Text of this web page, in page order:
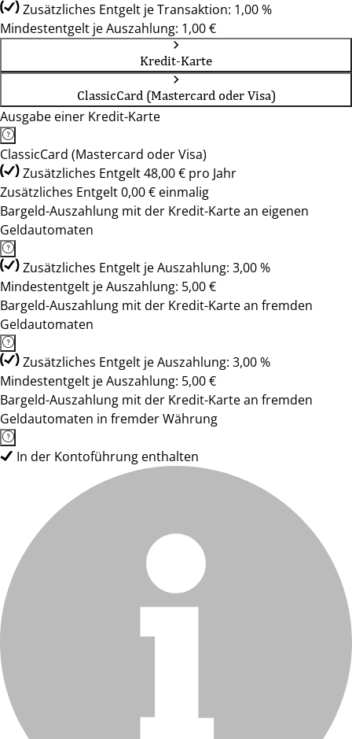
Zusätzliches Entgelt je Transaktion: 1,00 %
Mindestentgelt je Auszahlung: 1,00 €
Kredit-Karte
ClassicCard (Mastercard oder Visa)
Ausgabe einer Kredit-Karte
ClassicCard (Mastercard oder Visa)
Zusätzliches Entgelt 48,00 € pro Jahr
Zusätzliches Entgelt 0,00 € einmalig
Bargeld-Auszahlung mit der Kredit-Karte an eigenen
Geldautomaten
Zusätzliches Entgelt je Auszahlung: 3,00 %
Mindestentgelt je Auszahlung: 5,00 €
Bargeld-Auszahlung mit der Kredit-Karte an fremden
Geldautomaten
Zusätzliches Entgelt je Auszahlung: 3,00 %
Mindestentgelt je Auszahlung: 5,00 €
Bargeld-Auszahlung mit der Kredit-Karte an fremden
Geldautomaten in fremder Währung
In der Kontoführung enthalten